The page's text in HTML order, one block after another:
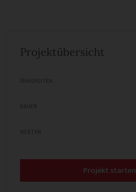
Projektübersicht
Projekt starten